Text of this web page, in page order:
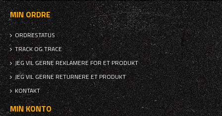
MIN ORDRE
ORDRESTATUS
TRACK OG TRACE
JEG VIL GERNE REKLAMERE FOR ET PRODUKT
JEG VIL GERNE RETURNERE ET PRODUKT
KONTAKT
MIN KONTO